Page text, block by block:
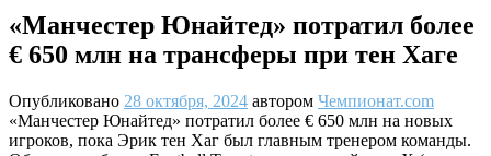
«Манчестер Юнайтед» потратил более
€ 650 млн на трансферы при тен Хаге
Опубликовано 28 октября, 2024 автором Чемпионат.com
«Манчестер Юнайтед» потратил более € 650 млн на новых
игроков, пока Эрик тен Хаг был главным тренером команды.